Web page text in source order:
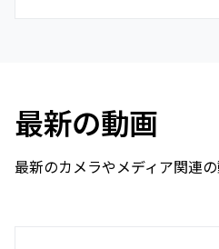
最新の動画
最新のカメラやメディア関連